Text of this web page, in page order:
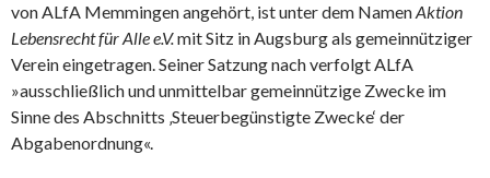
von ALfA Memmingen angehört, ist unter dem NamenAktion
Lebensrecht für Alle e.V.mit Sitz in Augsburg als gemeinnütziger
Verein eingetragen. Seiner Satzung nach verfolgt ALfA
»ausschließlich und unmittelbar gemeinnützige Zwecke im
Sinne des Abschnitts ‚Steuerbegünstigte Zwecke‘ der
Abgabenordnung«.